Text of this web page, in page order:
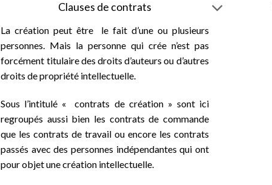
Clauses de contrats
La création peut être le fait d’une ou plusieurs
personnes. Mais la personne qui crée n’est pas
forcément titulaire des droits d’auteurs ou d’autres
droits de propriété intellectuelle.
Sous l’intitulé « contrats de création » sont ici
regroupés aussi bien les contrats de commande
que les contrats de travail ou encore les contrats
passés avec des personnes indépendantes qui ont
pour objet une création intellectuelle.